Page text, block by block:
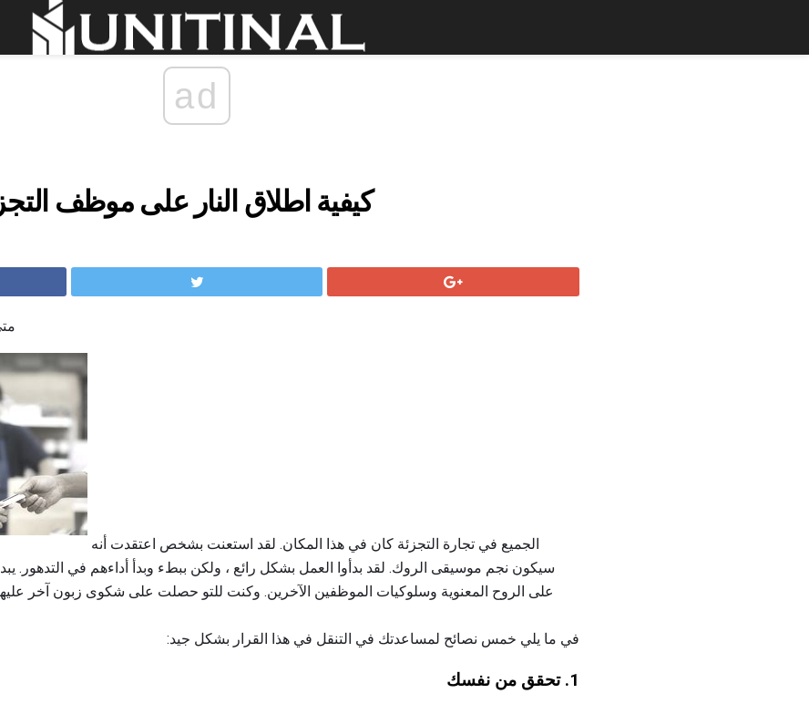
ad
كيفية اطلاق النار على موظف التجزئة
سيكون نجم موسيقى الروك. لقد بدأوا العمل بشكل رائع ، ولكن ببطء وبدأ أداءهم في التدهور.
على الروح المعنوية وسلوكيات الموظفين الآخرين. وكنت للتو حصلت على شكوى زبون آخر
في ما يلي خمس نصائح لمساعدتك في التنقل في هذا القرار بشكل جيد:
1. تحقق من نفسك